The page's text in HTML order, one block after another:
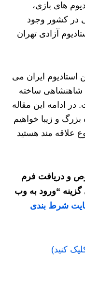
های بازی،
در کشور وجود
آزادی تهران
استادیوم ایران می
شاهنشاهی ساخته
ادامه این مقاله
و زیبا خواهیم
علاقه مند هستید
و دریافت فرم
گزینه “ورود به وب
شرط بندی
کنید)